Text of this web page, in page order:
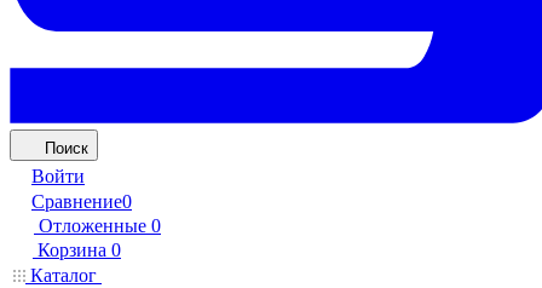
Поиск
Войти
Сравнение0
Отложенные 0
Корзина 0
Каталог